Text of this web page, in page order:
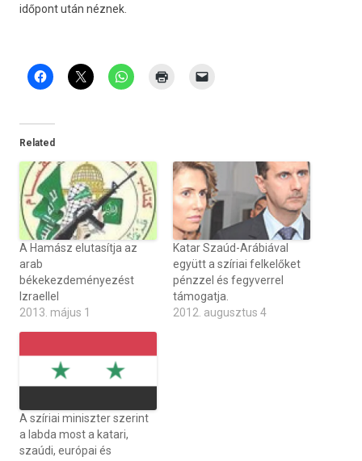
időpont után néznek.
Related
A Hamász elutasítja az
arab
békekezdeményezést
Izraellel
2013. május 1
Katar Szaúd-Arábiával
együtt a szíriai felkelőket
pénzzel és fegyverrel
támogatja.
2012. augusztus 4
A szíriai miniszter szerint
a labda most a katari,
szaúdi, európai és